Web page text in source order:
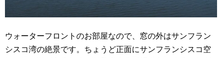
ウォーターフロントのお部屋なので、窓の外はサンフラン
シスコ湾の絶景です。ちょうど正面にサンフランシスコ空